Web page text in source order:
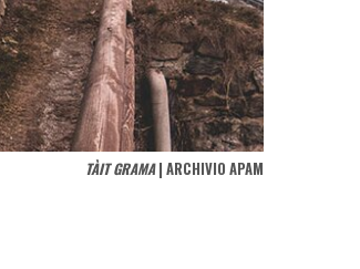
TÀIT GRAMA| ARCHIVIO APAM